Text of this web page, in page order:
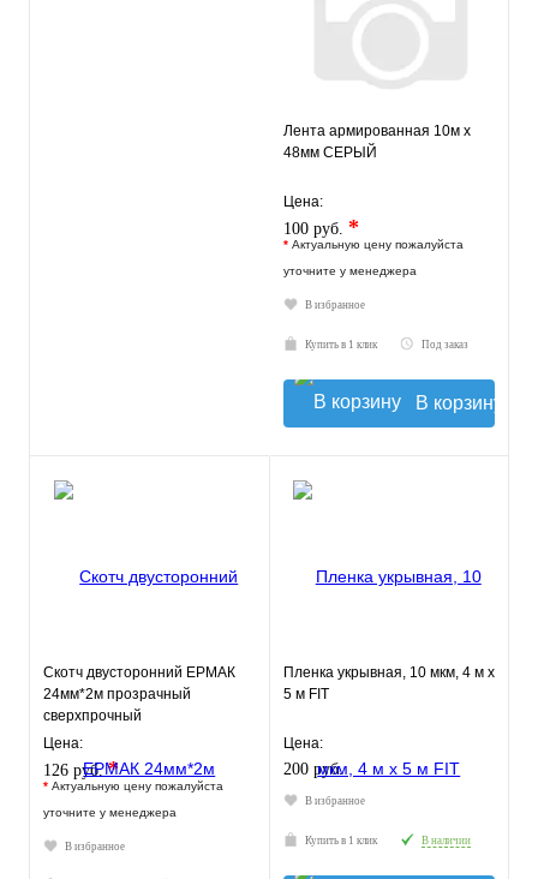
Лента армированная 10м х
48мм СЕРЫЙ
Цена:
100 руб. *
* Актуальную цену пожалуйста
уточните у менеджера
В избранное
Купить в 1 клик Под заказ
В корзину
Скотч двусторонний ЕРМАК
24мм*2м прозрачный
сверхпрочный
Цена:
126 руб.*
* Актуальную цену пожалуйста
уточните у менеджера
В избранное
Пленка укрывная, 10 мкм, 4 м х
5 м FIT
Цена:
200 руб.
В избранное
Купить в 1 клик В наличии